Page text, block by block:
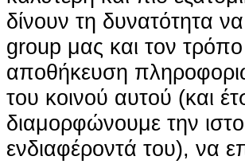
δίνουν τη δυνατότητα
group μας και τον
αποθήκευση
του κοινού αυτού (και
διαμορφώνουμε την
ενδιαφέροντά του), να